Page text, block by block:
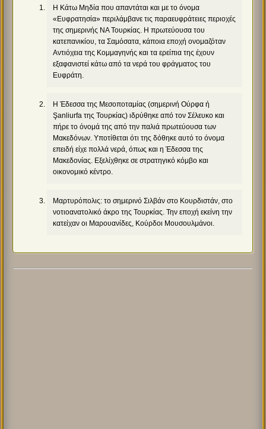
H Κάτω Μηδία που απαντάται και με το όνομα
«Ευφρατησία» περιλάμβανε τις παραευφράτειες περιοχές
της σημερινής ΝΑ Τουρκίας. Η πρωτεύουσα του
κατεπανικίου, τα Σαμόσατα, κάποια εποχή ονομαζόταν
Αντιόχεια της Κομμαγηνής και τα ερείπια της έχουν
εξαφανιστεί κάτω από τα νερά του φράγματος του
Ευφράτη.
Η Έδεσσα της Μεσοποταμίας (σημερινή Ούρφα ή
Şanliurfa της Τουρκίας) ιδρύθηκε από τον Σέλευκο και
πήρε το όνομά της από την παλιά πρωτεύουσα των
Μακεδόνων. Υποτίθεται ότι της δόθηκε αυτό το όνομα
επειδή είχε πολλά νερά, όπως και η Έδεσσα της
Μακεδονίας. Εξελίχθηκε σε στρατηγικό κόμβο και
οικονομικό κέντρο.
Μαρτυρόπολις: το σημερινό Σιλβάν στο Κουρδιστάν, στο
νοτιοανατολικό άκρο της Τουρκίας. Την εποχή εκείνη την
κατείχαν οι Μαρουανίδες, Κούρδοι Μουσουλμάνοι.